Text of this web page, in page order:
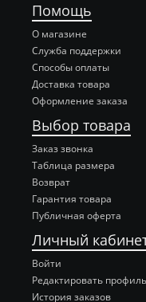
Помощь
О магазине
Служба поддержки
Способы оплаты
Доставка товара
Оформление заказа
Выбор товара
Заказ звонка
Таблица размера
Возврат
Гарантия товара
Публичная оферта
Личный
Войти
Редактировать профиль
История заказов